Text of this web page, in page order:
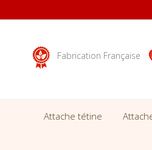
Fabrication Française
Attache tétine